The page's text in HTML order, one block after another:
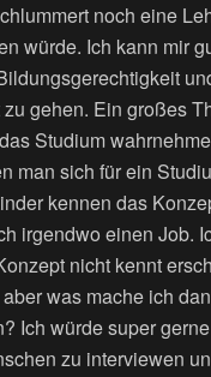
noch eine
würde. Ich kann mir
gehen. Ein großes
Studium
man sich für ein
kennen das
irgendwo einen Job.
nicht kennt
was mache ich
Ich würde super
zu interviewen